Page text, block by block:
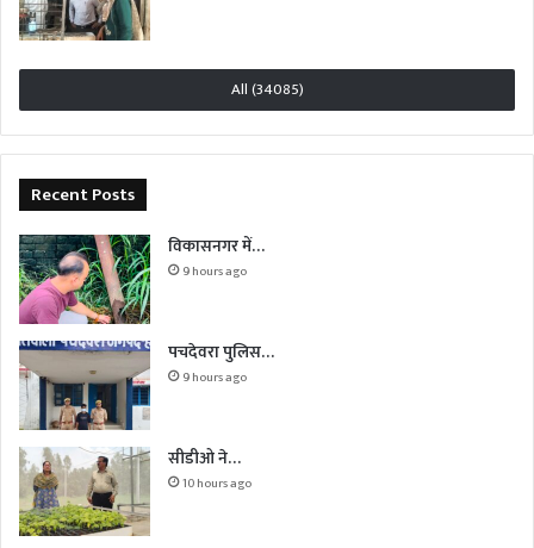
All (34085)
Recent Posts
विकासनगर में…
9 hours ago
पचदेवरा पुलिस…
9 hours ago
सीडीओ ने…
10 hours ago